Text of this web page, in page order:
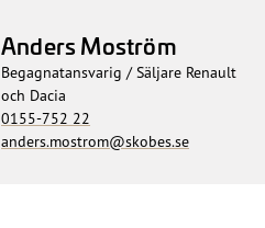
Anders Moström
Begagnatansvarig / Säljare Renault
och Dacia
0155-752 22
anders.mostrom@skobes.se